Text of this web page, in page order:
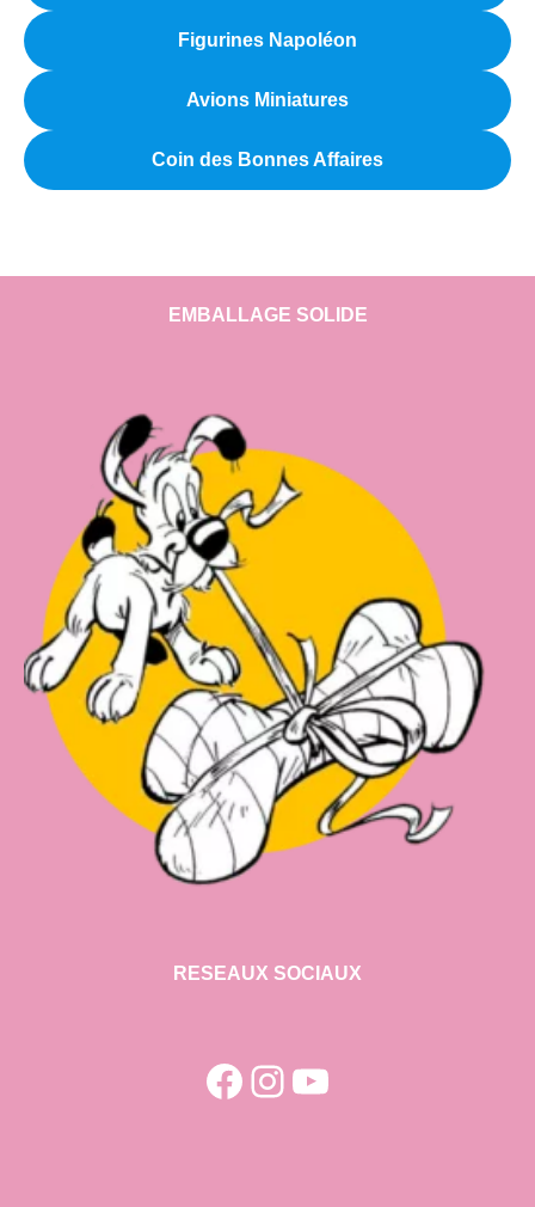
Figurines Napoléon
Avions Miniatures
Coin des Bonnes Affaires
EMBALLAGE SOLIDE
RESEAUX SOCIAUX
Facebook
Instagram
YouTube